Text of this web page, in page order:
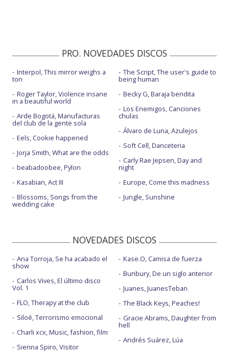
PRO. NOVEDADES DISCOS
Interpol, This mirror weighs a
ton
Roger Taylor, Violence insane
in a beautiful world
Arde Bogotá, Manufacturas
del club de la gente sola
Eels, Cookie happened
Jorja Smith, What are the odds
beabadoobee, Pylon
Kasabian, Act III
Blossoms, Songs from the
wedding cake
The Script, The user's guide to
being human
Becky G, Baraja bendita
Los Enemigos, Canciones
chulas
Álvaro de Luna, Azulejos
Soft Cell, Danceteria
Carly Rae Jepsen, Day and
night
Europe, Come this madness
Jungle, Sunshine
NOVEDADES DISCOS
Ana Torroja, Se ha acabado el
show
Carlos Vives, El último disco
Vol. 1
FLO, Therapy at the club
Siloé, Terrorismo emocional
Charli xcx, Music, fashion, film
Sienna Spiro, Visitor
Kase.O, Camisa de fuerza
Bunbury, De un siglo anterior
Juanes, JuanesTeban
The Black Keys, Peaches!
Gracie Abrams, Daughter from
hell
Andrés Suárez, Lúa